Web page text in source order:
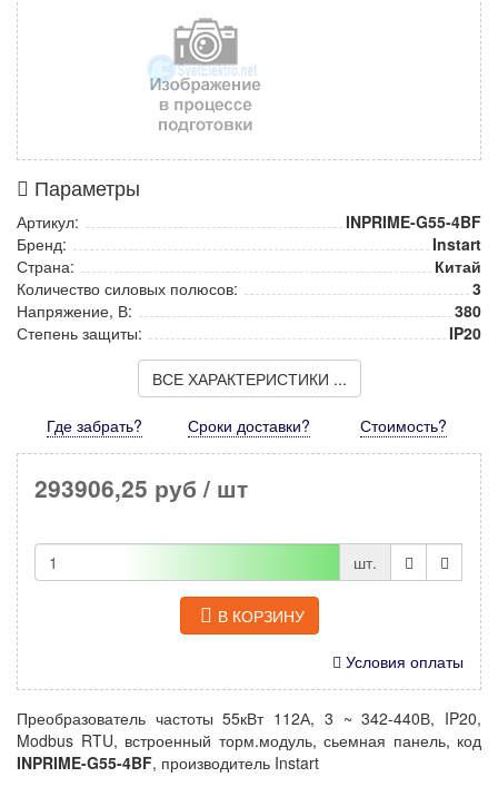
Параметры
Артикул:
INPRIME-G55-4BF
Бренд:
Instart
Страна:
Китай
Количество силовых полюсов:
3
Напряжение, В:
380
Степень защиты:
IP20
ВСЕ ХАРАКТЕРИСТИКИ ...
Где забрать? Сроки доставки? Стоимость?
293906,25 руб / шт
шт.
В КОРЗИНУ
Условия оплаты
Преобразователь частоты 55кВт 112А, 3 ~ 342-440В, IP20,
Modbus RTU, встроенный торм.модуль, сьемная панель, код
INPRIME-G55-4BF, производитель Instart